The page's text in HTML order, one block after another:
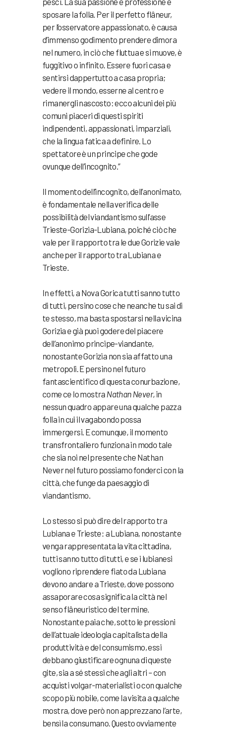
sposare la folla. Per il perfetto flâneur,
per l’osservatore appassionato, è causa
d’immenso godimento prendere dimora
nel numero, in ciò che fluttua e si muove, è
fuggitivo o infinito. Essere fuori casa e
sentirsi dappertutto a casa propria;
vedere il mondo, esserne al centro e
rimanergli nascosto: ecco alcuni dei più
comuni piaceri di questi spiriti
indipendenti, appassionati, imparziali,
che la lingua fatica a definire. Lo
spettatore è un principe che gode
ovunque dell’incognito.”
Il momento dell’incognito, dell’anonimato,
è fondamentale nella verifica delle
possibilità del viandantismo sull’asse
Trieste-Gorizia-Lubiana, poiché ciò che
vale per il rapporto tra le due Gorizie vale
anche per il rapporto tra Lubiana e
Trieste.
In effetti, a Nova Gorica tutti sanno tutto
di tutti, persino cose che neanche tu sai di
te stesso, ma basta spostarsi nella vicina
Gorizia e già puoi godere del piacere
dell’anonimo principe-viandante,
nonostante Gorizia non sia affatto una
metropoli. E persino nel futuro
fantascientifico di questa conurbazione,
come ce lo mostra Nathan Never, in
nessun quadro appare una qualche pazza
folla in cui il vagabondo possa
immergersi. E comunque, il momento
transfrontaliero funziona in modo tale
che sia noi nel presente che Nathan
Never nel futuro possiamo fonderci con la
città, che funge da paesaggio di
viandantismo.
Lo stesso si può dire del rapporto tra
Lubiana e Trieste: a Lubiana, nonostante
venga rappresentata la vita cittadina,
tutti sanno tutto di tutti, e se i lubianesi
vogliono riprendere fiato da Lubiana
devono andare a Trieste, dove possono
assaporare cosa significa la città nel
senso flâneuristico del termine.
Nonostante paia che, sotto le pressioni
dell’attuale ideologia capitalista della
produttività e del consumismo, essi
debbano giustificare ognuna di queste
gite, sia a sé stessi che agli altri – con
acquisti volgar-materialisti o con qualche
scopo più nobile, come la visita a qualche
mostra, dove però non apprezzano l’arte,
bensì la consumano. Questo ovviamente